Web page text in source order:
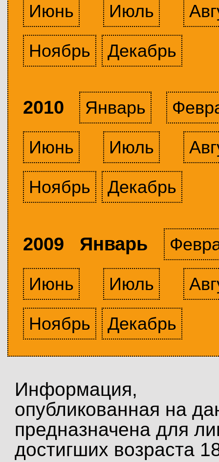
Июнь
Июль
Ноябрь
Декабрь
2010 Январь
Июнь
Июль
Ноябрь
Декабрь
2009 Январь
Июнь
Июль
Ноябрь
Декабрь
Информация,
опубликованная на
предназначена для
достигших возраста